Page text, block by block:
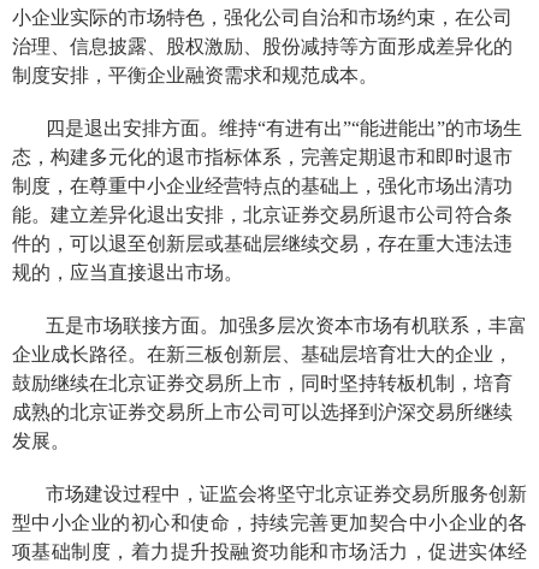
小企业实际的市场特色， 强化公司自治和市场约束， 在公司
治理、 信息披露、 股权激励、股份减持等方面形成差异化的
制度安排，平衡企业融资需求和规范成本。
四是退出安排方面。 维持“有进有出”“能进能出”的市场生
态，构建多元化的退市指标体系，完善定期退市和即时退市
制度 ，在尊重中小企业经营特点的基础上，强化市场出清功
能。建立差异化退出安排， 北京证券交易所退市公司 符合条
件的 ，可以退至创新层或基础层继续交易，存在重大违法违
规的 ，应当直接退出市场。
五是市场联接方面。 加强多层次资本市场有机联系，丰富
企业成长路径。 在新三板创新层、基础层培育壮大的企业，
鼓励继续在北京证券交易所上市，同时坚持转板机制，培育
成熟的北京证券交易所上市公司可以选择到沪深交易所继续
发展。
市场建设过程中，证监会将坚守北京证券交易所服务创新
型中小企业的初心和使命，持续完善更加契合中小企业的各
项基础制度，着力提升投融资功能和市场活力，促进实体经